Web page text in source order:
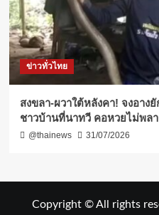
ข่าวทั่วไทย
สงขลา-ผวาใต้หลังคา! จงอาง
ชาวบ้านที่นาทวี คอหวยไม่พลา
@thainews 31/07/2026
Copyright © All rights